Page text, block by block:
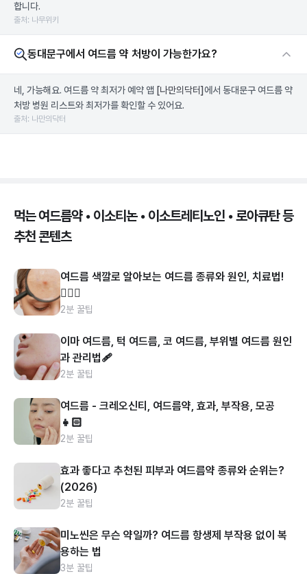
합니다.
출처: 나무위키
동대문구에서 여드름 약 처방이 가능한가요?
네, 가능해요. 여드름 약 최저가 예약 앱 [나만의닥터] 에서 동대문구 여드름 약
처방 병원 리스트와 최저가를 확인할 수 있어요.
출처: 나만의닥터
먹는 여드름약 • 이소티논 • 이소트레티노인 • 로아큐탄 등
추천 콘텐츠
여드름 색깔로 알아보는 여드름 종류와 원인, 치료법!
👩🏻‍⚕️
2분 꿀팁
이마 여드름, 턱 여드름, 코 여드름, 부위별 여드름 원인
과 관리법🩹
2분 꿀팁
여드름 - 크레오신티, 여드름약, 효과, 부작용, 모공
👧🏻
2분 꿀팁
효과 좋다고 추천된 피부과 여드름약 종류와 순위는?
(2026)
2분 꿀팁
미노씬은 무슨 약일까? 여드름 항생제 부작용 없이 복
용하는 법
3분 꿀팁